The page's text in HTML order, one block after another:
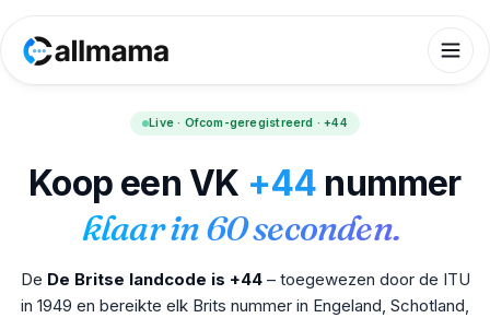
Live · Ofcom-geregistreerd · +44
Koop een VK +44 nummer
klaar in 60 seconden.
De De Britse landcode is +44– toegewezen door de ITU
in 1949 en bereikte elk Brits nummer in Engeland, Schotland,